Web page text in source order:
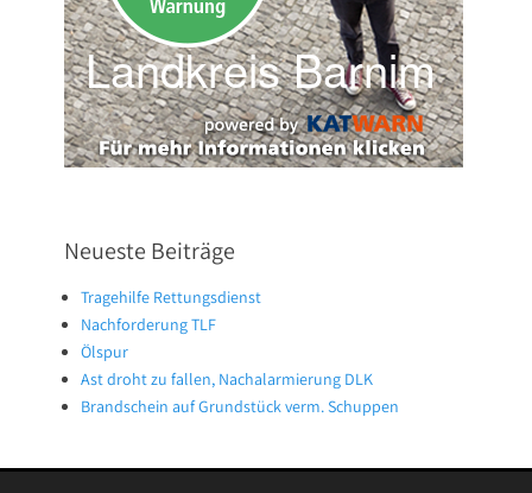
Neueste Beiträge
Tragehilfe Rettungsdienst
Nachforderung TLF
Ölspur
Ast droht zu fallen, Nachalarmierung DLK
Brandschein auf Grundstück verm. Schuppen